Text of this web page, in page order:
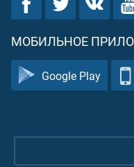
МОБИЛЬНОЕ
Google Play